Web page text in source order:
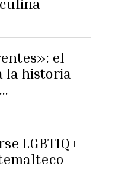
el
la historia
LGBTIQ+